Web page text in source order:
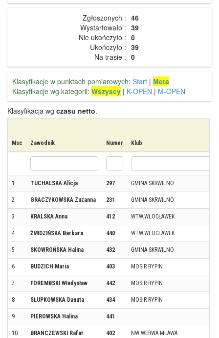
Zgłoszonych : 46
Wystartowało : 39
Nie ukończyło : 0
Ukończyło : 39
Na trasie : 0
Klasyfikacje w punktach pomiarowych: Start | Meta
Klasyfikacje wg kategorii: Wszyscy | K-OPEN | M-OPEN
Klasyfikacja wg czasu netto.
Msc Zawodnik Numer Klub
1 TUCHALSKA Alicja 297 GMINA SKRWILNO
2 GRACZYKOWSKA Zuzanna 231 GMINA SKRWILNO
3 KRALSKA Anna 412 WTW.WŁOCŁAWEK
4 ŻMIDZIŃSKA Barbara 440 WTW.WŁOCŁAWEK
5 SKOWROŃSKA Halina 432 GMINA SKRWILNO
6 BUDZICH Maria 403 MOSIR RYPIN
7 FOREMBSKI Władysław 442 MOSIR RYPIN
8 SŁUPKOWSKA Danuta 434 MOSIR RYPIN
9 PIEROWSKA Halina 441
10 BRANCZEWSKI Rafał 402 NW WERWA MŁAWA